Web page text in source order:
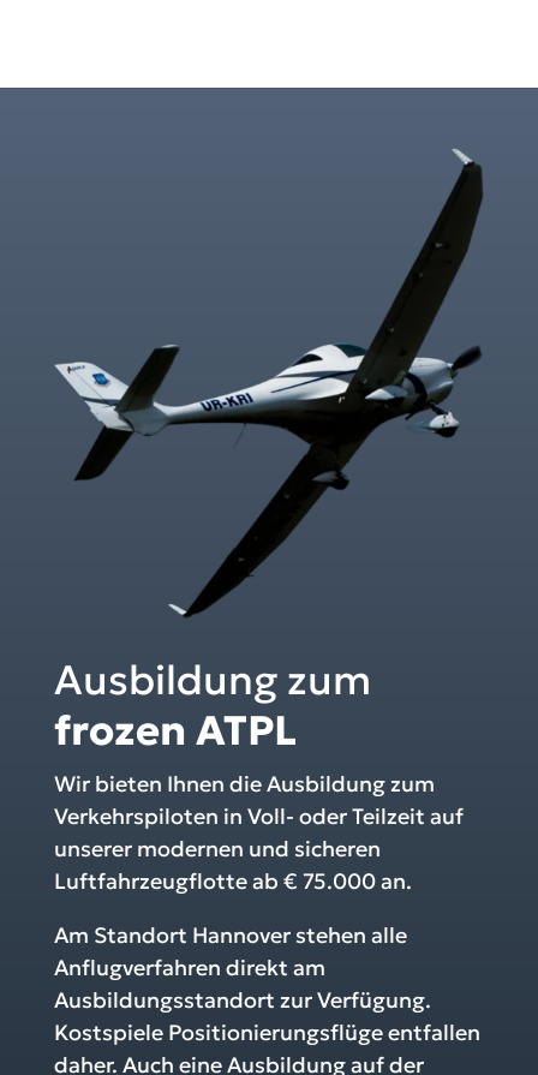
Ausbildung zum
frozen ATPL
Wir bieten Ihnen die Ausbildung zum
Verkehrspiloten in Voll- oder Teilzeit auf
unserer modernen und sicheren
Luftfahrzeugflotte ab € 75.000 an.
Am Standort Hannover stehen alle
Anflugverfahren direkt am
Ausbildungsstandort zur Verfügung.
Kostspiele Positionierungsflüge entfallen
daher. Auch eine Ausbildung auf der